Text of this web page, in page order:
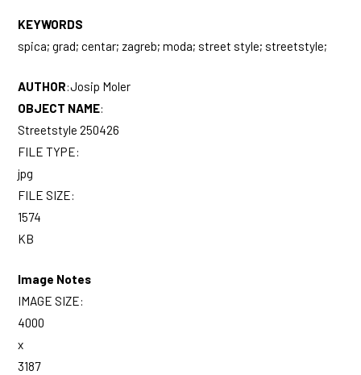
KEYWORDS
spica; grad; centar; zagreb; moda; street style; streetstyle;
AUTHOR:Josip Moler
OBJECT NAME:
Streetstyle 250426
FILE TYPE:
jpg
FILE SIZE:
1574
KB
Image Notes
IMAGE SIZE:
4000
x
3187